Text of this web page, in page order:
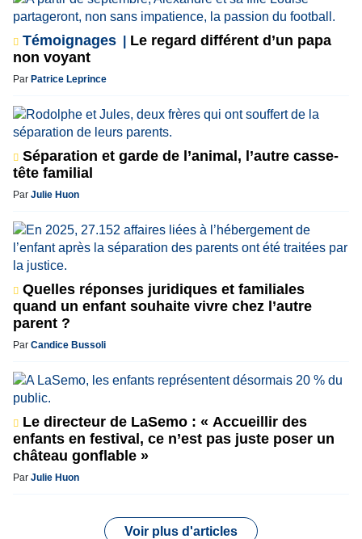
Témoignages
Le regard différent d’un papa
non voyant
Par Patrice Leprince
Séparation et garde de l’animal, l’autre casse-
tête familial
Par Julie Huon
Quelles réponses juridiques et familiales
quand un enfant souhaite vivre chez l’autre
parent ?
Par Candice Bussoli
Le directeur de LaSemo : « Accueillir des
enfants en festival, ce n’est pas juste poser un
château gonflable »
Par Julie Huon
Voir plus d'articles